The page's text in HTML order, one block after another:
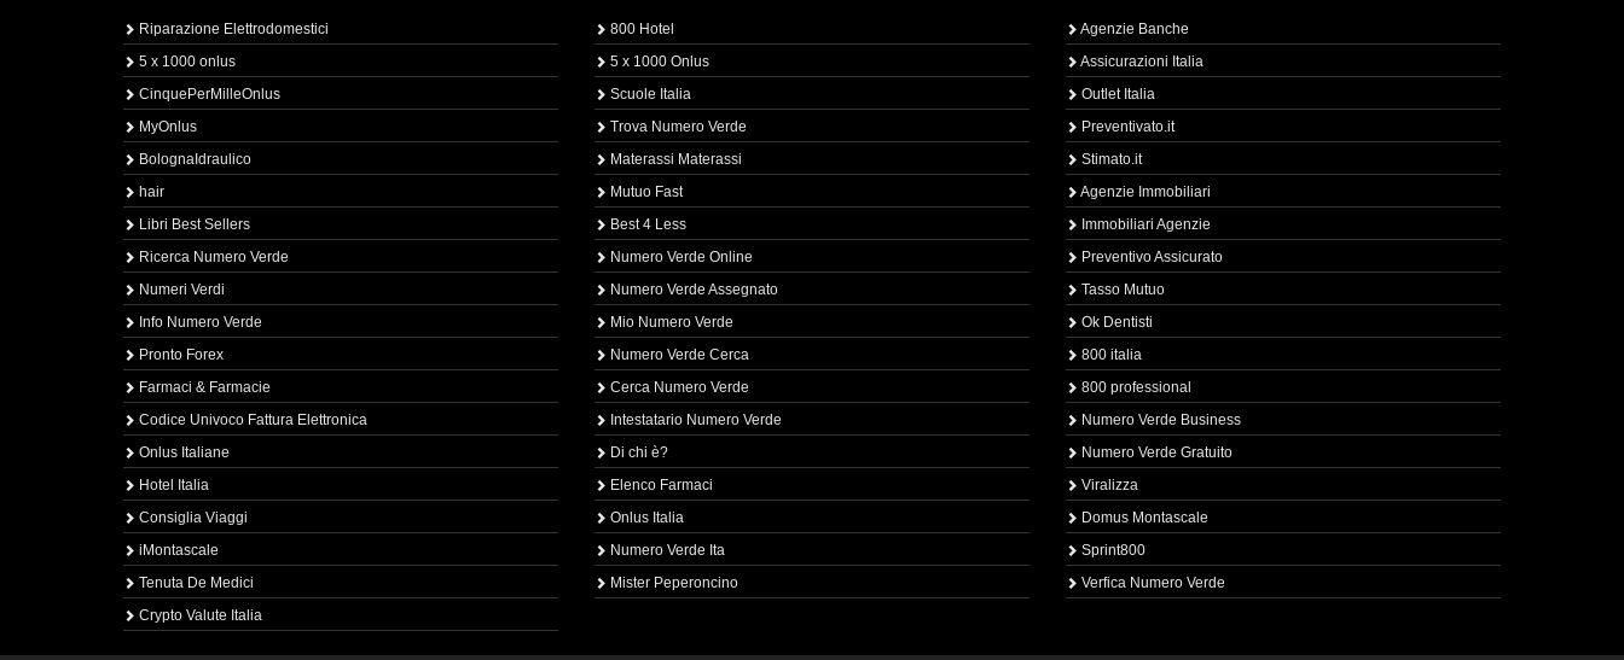
Riparazione Elettrodomestici
5 x 1000 onlus
CinquePerMilleOnlus
MyOnlus
BolognaIdraulico
hair
Libri Best Sellers
Ricerca Numero Verde
Numeri Verdi
Info Numero Verde
Pronto Forex
Farmaci & Farmacie
Codice Univoco Fattura Elettronica
Onlus Italiane
Hotel Italia
Consiglia Viaggi
iMontascale
Tenuta De Medici
Crypto Valute Italia
800 Hotel
5 x 1000 Onlus
Scuole Italia
Trova Numero Verde
Materassi Materassi
Mutuo Fast
Best 4 Less
Numero Verde Online
Numero Verde Assegnato
Mio Numero Verde
Numero Verde Cerca
Cerca Numero Verde
Intestatario Numero Verde
Di chi è?
Elenco Farmaci
Onlus Italia
Numero Verde Ita
Mister Peperoncino
Agenzie Banche
Assicurazioni Italia
Outlet Italia
Preventivato.it
Stimato.it
Agenzie Immobiliari
Immobiliari Agenzie
Preventivo Assicurato
Tasso Mutuo
Ok Dentisti
800 italia
800 professional
Numero Verde Business
Numero Verde Gratuito
Viralizza
Domus Montascale
Sprint800
Verfica Numero Verde